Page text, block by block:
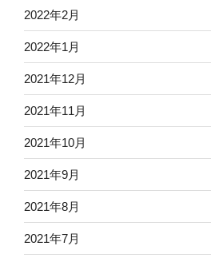
2022年2月
2022年1月
2021年12月
2021年11月
2021年10月
2021年9月
2021年8月
2021年7月